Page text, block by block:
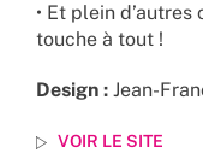
• Et plein
touche à tout !
Design : Jean-
VOIR LE SITE